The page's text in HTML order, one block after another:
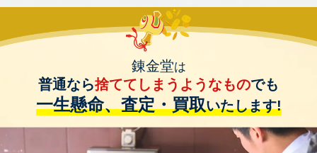
錬金堂は
普通なら捨ててしまうようなものでも
一生懸命、査定・買取いたします!